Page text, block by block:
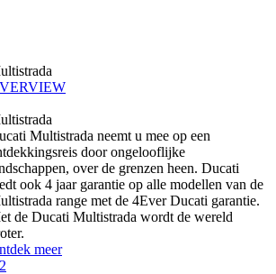
Multistrada neemt u mee op een
door ongelooflijke
over de grenzen heen. Ducati
ook 4 jaar garantie op alle modellen van de
range met de 4Ever Ducati garantie.
de Ducati Multistrada wordt de wereld
meer